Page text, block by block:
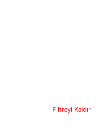
Filtreyi Kaldır